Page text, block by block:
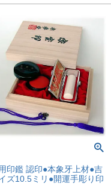
印鑑 認印●本象牙上材●吉
ズ10.5ミリ●開運手彫り印